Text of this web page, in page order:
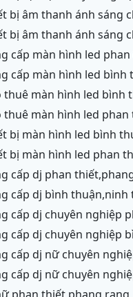
thiết,phang rang,ninh
thuận
thuận,ninh thuận
cấp màn hình led
cấp màn hình led
thuận
thuê màn hình led
bị màn hình led bình
bị màn hình led phan
cấp dj phan
cấp dj bình thuận,ninh
chữ,vĩnh hy
rang